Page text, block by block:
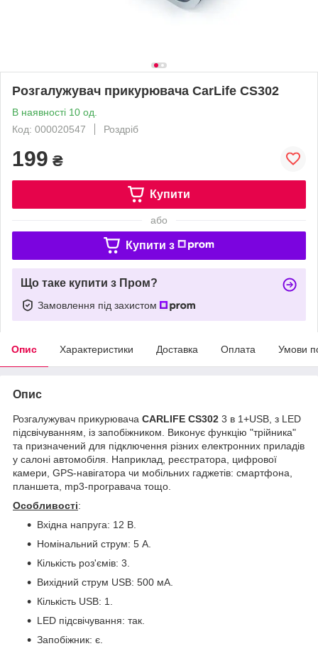
Розгалужувач прикурювача CarLife CS302
В наявності 10 од.
Код: 000020547
Роздріб
199 ₴
Купити
або
Купити з
Що таке купити з Пром?
Замовлення під захистом
Опис Характеристики Доставка Оплата Умови
Опис
Розгалужувач прикурювача CARLIFE CS302 3 в 1+USB, з LED
підсвічуванням, із запобіжником. Виконує функцію "трійника"
та призначений для підключення різних електронних приладів
у салоні автомобіля. Наприклад, реєстратора, цифрової
камери, GPS-навігатора чи мобільних гаджетів: смартфона,
планшета, mp3-програвача тощо.
Особливості:
Вхідна напруга: 12 В.
Номінальний струм: 5 А.
Кількість роз'ємів: 3.
Вихідний струм USB: 500 мА.
Кількість USB: 1.
LED підсвічування: так.
Запобіжник: є.